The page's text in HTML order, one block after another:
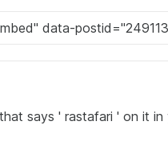
says ' rastafari ' on it